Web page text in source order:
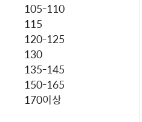
105-110
115
120-125
130
135-145
150-165
170이상